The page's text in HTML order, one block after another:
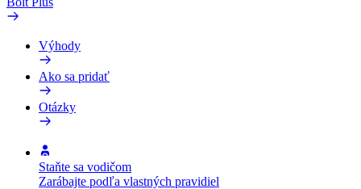
Výhody
Ako sa pridať
Otázky
Staňte sa vodičom
Zarábajte podľa vlastných pravidiel